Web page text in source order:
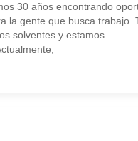
30 años encontrando
la gente que busca trabajo.
solventes y estamos